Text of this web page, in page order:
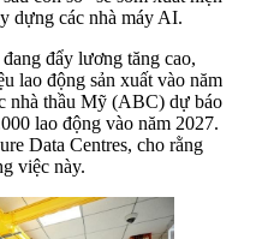
dựng các nhà máy AI.
đẩy lương tăng cao,
lao động sản xuất vào năm
nhà thầu Mỹ (ABC) dự báo
lao động vào năm 2027.
Data Centres, cho rằng
việc này.